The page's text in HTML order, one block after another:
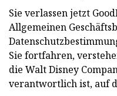
Sie verlassen jetzt
Allgemeinen
Sie fortfahren,
die Walt Disney
verantwortlich ist, auf